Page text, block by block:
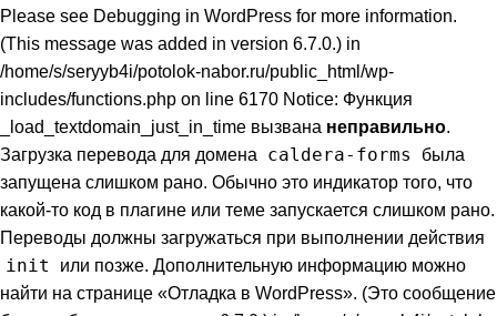
Please see Debugging in WordPress for more information.
(This message was added in version 6.7.0.) in
/home/s/seryyb4i/potolok-nabor.ru/public_html/wp-
includes/functions.php on line 6170 Notice: Функция
_load_textdomain_just_in_time вызвана неправильно.
Загрузка перевода для домена
caldera-forms
была
запущена слишком рано. Обычно это индикатор того, что
какой-то код в плагине или теме запускается слишком рано.
Переводы должны загружаться при выполнении действия
init
или позже. Дополнительную информацию можно
найти на странице «Отладка в WordPress». (Это сообщение